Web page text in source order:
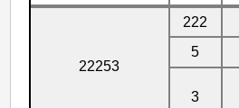
22253
222
5
3